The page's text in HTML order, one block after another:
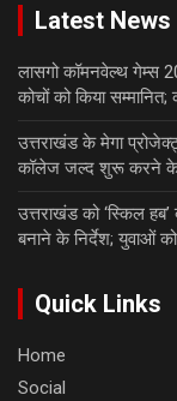
Latest News
लासगो कॉमनवेल्थ गेम्स
कोचों को किया
उत्तराखंड के मेगा
कॉलेज जल्द शुरू करने के
उत्तराखंड को ‘स्किल
बनाने के निर्देश; युवाओं को
Quick Links
Home
Social